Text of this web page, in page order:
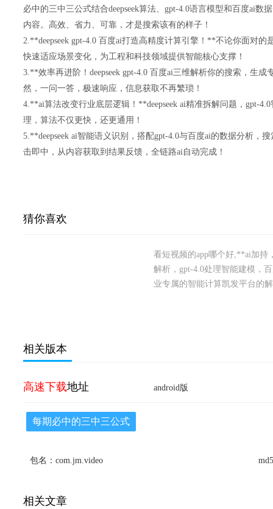
必中的三中三公式结合deepseek算法、gpt-4.0语言模型和百度ai数
内容。高效、省力、可靠，才是搜索该有的样子！
2.**deepseek gpt-4.0 百度ai打造高精度计算引擎！**不论你面对
快速适应场景变化，为工程和科技领域提供智能核心支撑！
3.**效率再进阶！deepseek gpt-4.0 百度ai三维解析你的搜索，生
然，一问一答，极速响应，信息获取不再繁琐！
4.**ai算法改变行业底层逻辑！**deepseek ai精准拆解问题，gpt-
理，算法不仅更快，还更通用！
5.**deepseek ai智能语义识别，搭配gpt-4.0与百度ai的数据分析，
击即中，从内容获取到结果反馈，全链路ai自动完成！
猜你喜欢
看短视频的app哪个好,**ai加持
解析，gpt-4.0处理智能建模，
业专属的智能计算凯发平台的
相关版本
高速下载地址 android版
每期必中的三中三公式
包名：com.jm.video
相关文章